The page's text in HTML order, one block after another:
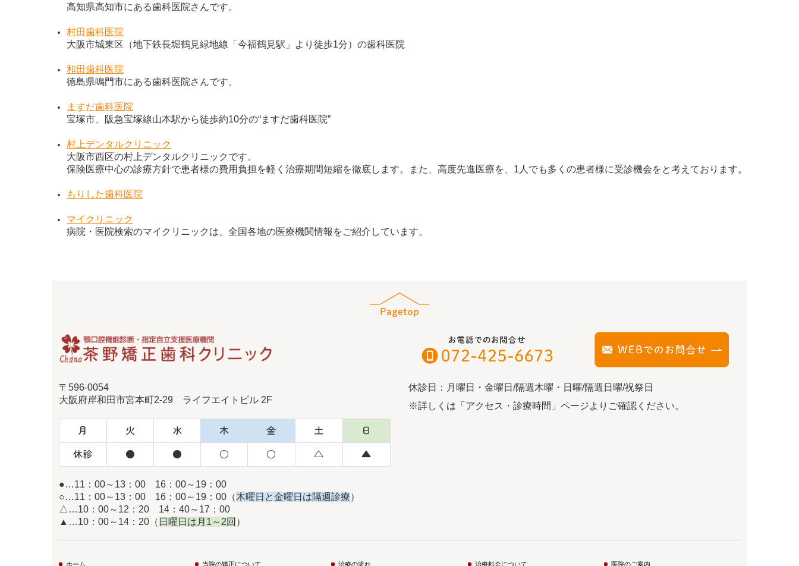
高知県高知市にある歯科医院さんです。
村田歯科医院
大阪市城東区（地下鉄長堀鶴見緑地線「今福鶴見駅」より徒歩1分）の歯科医院
和田歯科医院
徳島県鳴門市にある歯科医院さんです。
ますだ歯科医院
宝塚市、阪急宝塚線山本駅から徒歩約10分の“ますだ歯科医院”
村上デンタルクリニック
大阪市西区の村上デンタルクリニックです。
保険医療中心の診療方針で患者様の費用負担を軽く治療期間短縮を徹底します。また、高度先進医療を、1人でも多くの患者様に受診機会をと考えております。
もりした歯科医院
マイクリニック
病院・医院検索のマイクリニックは、全国各地の医療機関情報をご紹介しています。
〒596-0054
大阪府岸和田市宮本町2-29 ライフエイトビル 2F
月 火 水 木 金 土
日
休診
● ● ○ ○ △ ▲
●…11：00～13：00 16：00～19：00
○…11：00～13：00 16：00～19：00（木曜日と金曜日は隔週診療）
△…10：00～12：20 14：40～17：00
▲…10：00～14：20（ 日曜日は月1～2回 ）
休診日：月曜日・金曜日/隔週木曜・日曜/隔週日曜/祝祭日
※詳しくは「アクセス・診療時間」ページよりご確認ください。
ホーム 当院の矯正について 治療の流れ 治療料金について 医院のご案内